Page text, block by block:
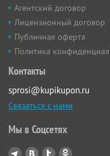
Агентский договор
Лицензионный договор
Публичная оферта
Политика
Контакты
sprosi@kupikupon.ru
Связаться с нами
Мы в Соцсетях